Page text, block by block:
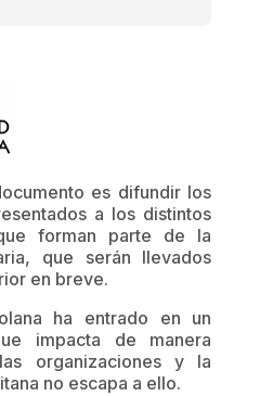
es difundir los
a los distintos
forman parte de la
que serán llevados
en breve.
ha entrado en un
impacta de manera
organizaciones y la
no escapa a ello.